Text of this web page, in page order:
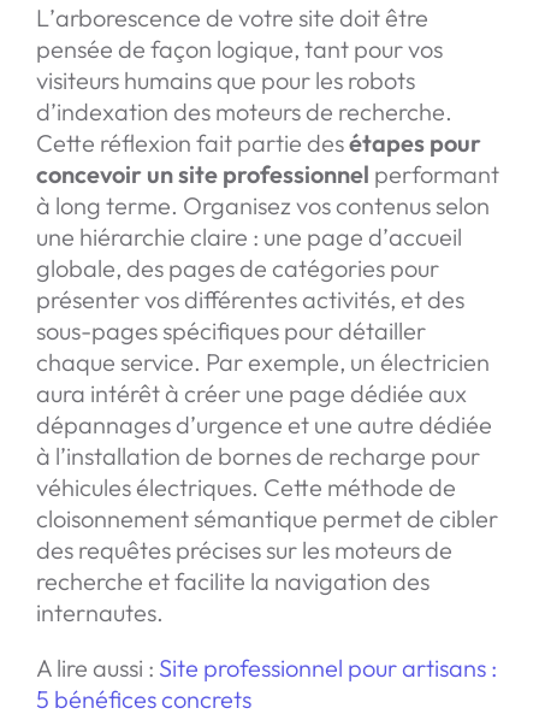
L’arborescence de votre site doit être
pensée de façon logique, tant pour vos
visiteurs humains que pour les robots
d’indexation des moteurs de recherche.
Cette réflexion fait partie desétapes pour
concevoir un site professionnel performant
à long terme. Organisez vos contenus selon
une hiérarchie claire : une page d’accueil
globale, des pages de catégories pour
présenter vos différentes activités, et des
sous-pages spécifiques pour détailler
chaque service. Par exemple, un électricien
aura intérêt à créer une page dédiée aux
dépannages d’urgence et une autre dédiée
à l’installation de bornes de recharge pour
véhicules électriques. Cette méthode de
cloisonnement sémantique permet de cibler
des requêtes précises sur les moteurs de
recherche et facilite la navigation des
internautes.
A lire aussi : Site professionnel pour artisans :
5 bénéfices concrets